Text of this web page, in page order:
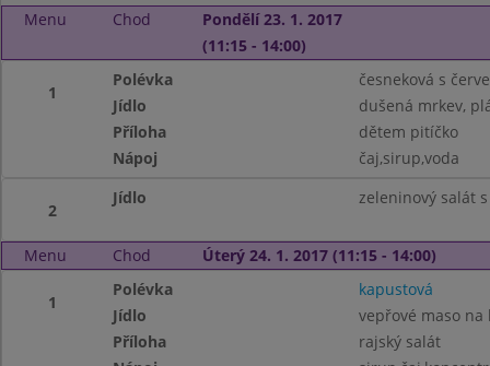
Menu Chod
Pondělí 23. 1. 2017
(11:15 - 14:00)
1
Polévka
česneková s
Jídlo
dušená mrkev,
Příloha
dětem pitíčko
Nápoj
čaj,sirup,voda
2
Jídlo zeleninový salát
Menu Chod Úterý 24. 1. 2017 (11:15 - 14:00)
1
Polévka
kapustová
Jídlo
vepřové maso
Příloha
rajský salát